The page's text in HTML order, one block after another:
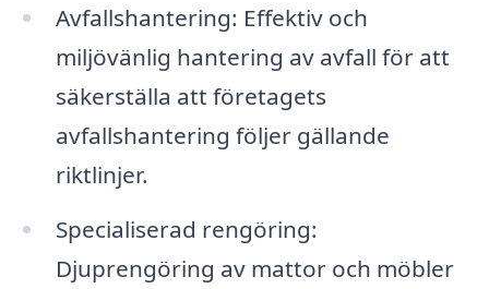
Avfallshantering: Effektiv och
miljövänlig hantering av avfall för att
säkerställa att företagets
avfallshantering följer gällande
riktlinjer.
Specialiserad rengöring:
Djuprengöring av mattor och möbler